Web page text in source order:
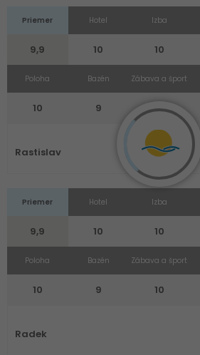
Priemer
9,9
Hotel
10
Izba
10
Poloha
10
Bazén
9
Zábava a šport
10
Rastislav
Priemer
9,9
Hotel
10
Izba
10
Poloha
10
Bazén
9
Zábava a šport
10
Radek